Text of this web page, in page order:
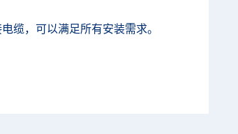
缆，可以满足所有安装需求。